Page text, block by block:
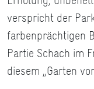
verspricht der
farbenprächtigen
Partie Schach im
diesem „Garten